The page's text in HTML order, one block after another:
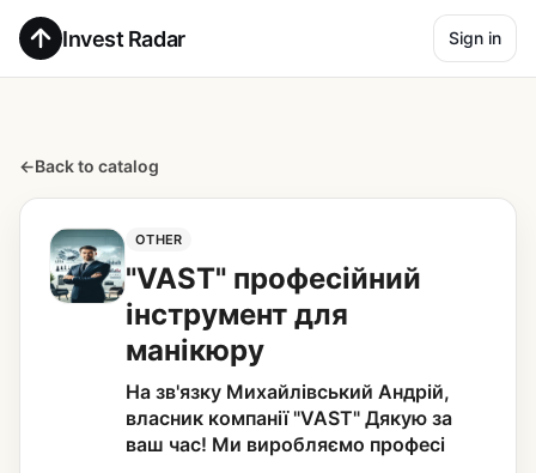
Invest Radar Sign in
←Back to catalog
OTHER
"VAST" професійний
інструмент для
манікюру
На зв'язку Михайлівський Андрій,
власник компанії "VAST" Дякую за
ваш час! Ми виробляємо професі